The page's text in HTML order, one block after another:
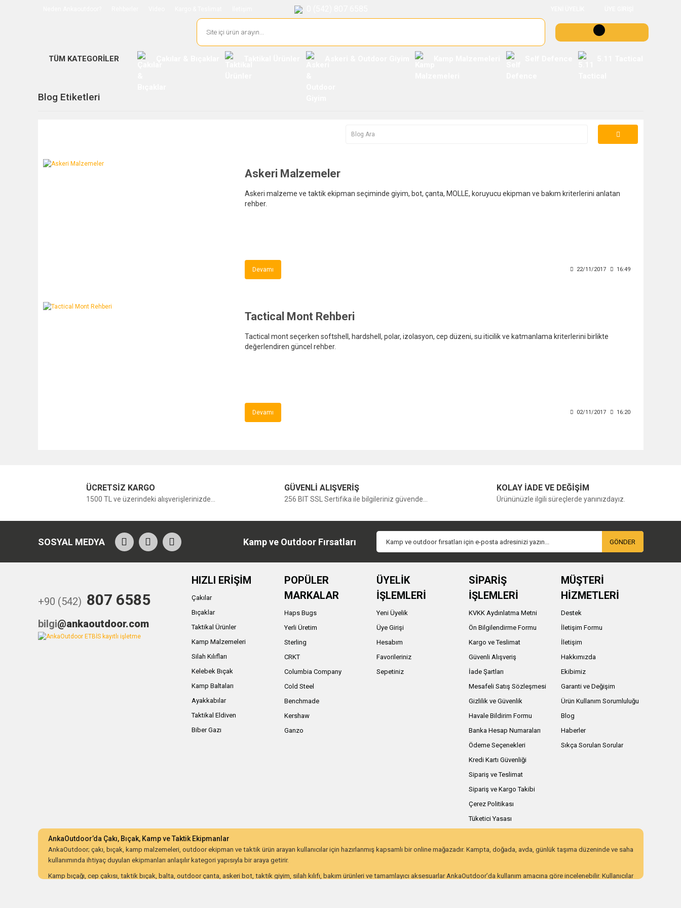
TÜM KATEGORİLER
Blog Etiketleri
Askeri Malzemeler
Askeri malzeme ve taktik ekipman seçiminde giyim, bot, çanta, MOLLE, koruyucu ekipman ve bakım kriterlerini anlatan
rehber.
Devamı 22/11/2017 16:49
Tactical Mont Rehberi
Tactical mont seçerken softshell, hardshell, polar, izolasyon, cep düzeni, su iticilik ve katmanlama kriterlerini birlikte
değerlendiren güncel rehber.
Devamı 02/11/2017 16:20
ÜCRETSİZ KARGO
1500 TL ve üzerindeki alışverişlerinizde...
GÜVENLİ ALIŞVERİŞ
256 BIT SSL Sertifika ile bilgileriniz güvende...
KOLAY İADE VE DEĞİŞİM
Ürününüzle ilgili süreçlerde yanınızdayız.
SOSYAL MEDYA Kamp ve Outdoor Fırsatları GÖNDER
+90 (542) 807 6585
bilgi@ankaoutdoor.com
HIZLI ERİŞİM
Çakılar
Bıçaklar
Taktikal Ürünler
Kamp Malzemeleri
Silah Kılıfları
Kelebek Bıçak
Kamp Baltaları
Ayakkabılar
Taktikal Eldiven
Biber Gazı
POPÜLER
MARKALAR
Haps Bugs
Yerli Üretim
Sterling
CRKT
Columbia Company
Cold Steel
Benchmade
Kershaw
Ganzo
ÜYELİK
İŞLEMLERİ
Yeni Üyelik
Üye Girişi
Hesabım
Favorileriniz
Sepetiniz
SİPARİŞ
İŞLEMLERİ
KVKK Aydınlatma Metni
Ön Bilgilendirme Formu
Kargo ve Teslimat
Güvenli Alışveriş
İade Şartları
Mesafeli Satış Sözleşmesi
Gizlilik ve Güvenlik
Havale Bildirim Formu
Banka Hesap Numaraları
Ödeme Seçenekleri
Kredi Kartı Güvenliği
Sipariş ve Teslimat
Sipariş ve Kargo Takibi
Çerez Politikası
Tüketici Yasası
MÜŞTERİ
HİZMETLERİ
Destek
İletişim Formu
İletişim
Hakkımızda
Ekibimiz
Garanti ve Değişim
Ürün Kullanım Sorumluluğu
Blog
Haberler
Sıkça Sorulan Sorular
AnkaOutdoor’da Çakı, Bıçak, Kamp ve Taktik Ekipmanlar
AnkaOutdoor; çakı, bıçak, kamp malzemeleri, outdoor ekipman ve taktik ürün arayan kullanıcılar için hazırlanmış kapsamlı bir online mağazadır. Kampta, doğada, avda, günlük taşıma düzeninde ve saha
kullanımında ihtiyaç duyulan ekipmanları anlaşılır kategori yapısıyla bir araya getirir.
Kamp bıçağı, cep çakısı, taktik bıçak, balta, outdoor çanta, askeri bot, taktik giyim, silah kılıfı, bakım ürünleri ve tamamlayıcı aksesuarlar AnkaOutdoor’da kullanım amacına göre incelenebilir. Kullanıcılar